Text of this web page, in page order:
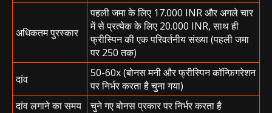
अधिकतम पुरस्कार
पहली जमा के लिए 17.000 INR और अगले चार
में से प्रत्येक के लिए 20.000 INR, साथ ही
फ्रीस्पिन की एक परिवर्तनीय संख्या (पहली जमा
पर 250 तक)
दांव
50-60x (बोनस मनी और फ्रीस्पिन कॉन्फ़िगरेशन
पर निर्भर करता है चुना गया)
दांव लगाने का समय
चुने गए बोनस प्रकार पर निर्भर करता है